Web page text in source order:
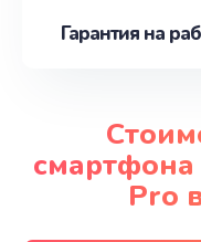
Гарантия на
смартфона
Pro